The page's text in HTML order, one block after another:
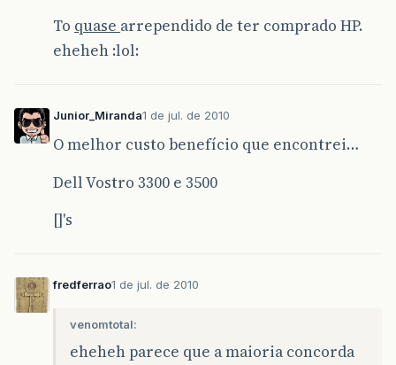
To quase arrependido de ter comprado HP.
eheheh :lol:
Junior_Miranda1 de jul. de 2010
O melhor custo benefício que encontrei…
Dell Vostro 3300 e 3500
[]'s
fredferrao1 de jul. de 2010
venomtotal:
eheheh parece que a maioria concorda